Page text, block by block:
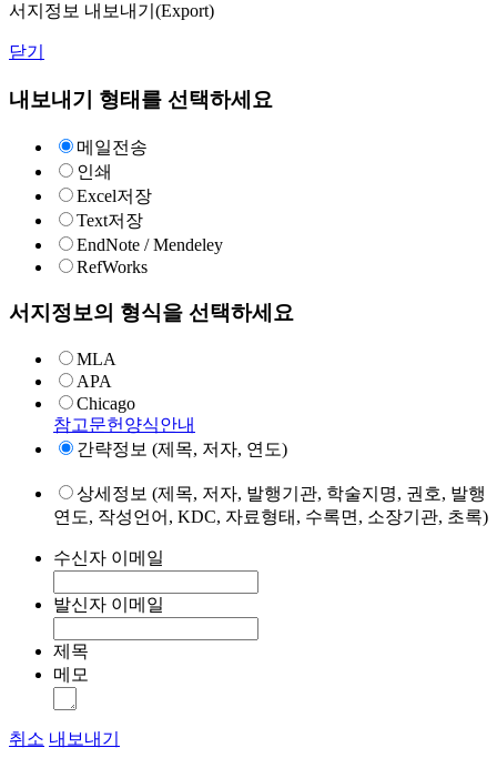
서지정보 내보내기(Export)
닫기
내보내기 형태를 선택하세요
메일전송
인쇄
Excel저장
Text저장
EndNote / Mendeley
RefWorks
서지정보의 형식을 선택하세요
MLA
APA
Chicago
참고문헌양식안내
간략정보 (제목, 저자, 연도)
상세정보 (제목, 저자, 발행기관, 학술지명, 권호, 발행
연도, 작성언어, KDC, 자료형태, 수록면, 소장기관, 초록)
수신자 이메일
발신자 이메일
제목
메모
취소 내보내기